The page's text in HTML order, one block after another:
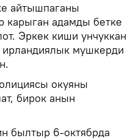
айтышпаганы
карыган адамды бетке
Эркек киши унчуккан
мушкерди
окуяны
бирок анын
былтыр 6-октябрда